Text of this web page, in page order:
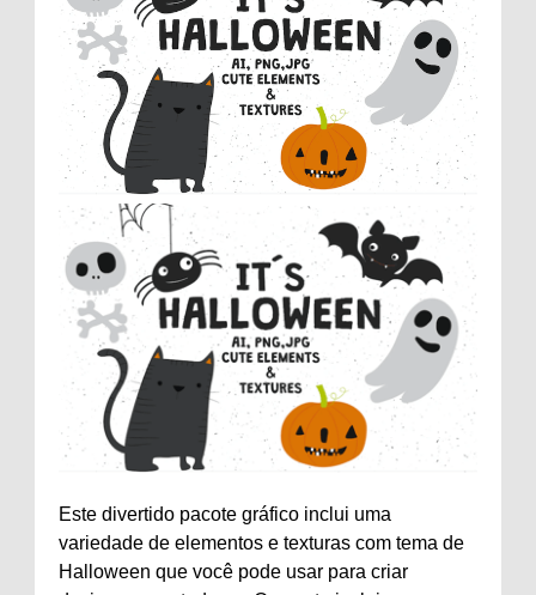
Este divertido pacote gráfico inclui uma
variedade de elementos e texturas com tema de
Halloween que você pode usar para criar